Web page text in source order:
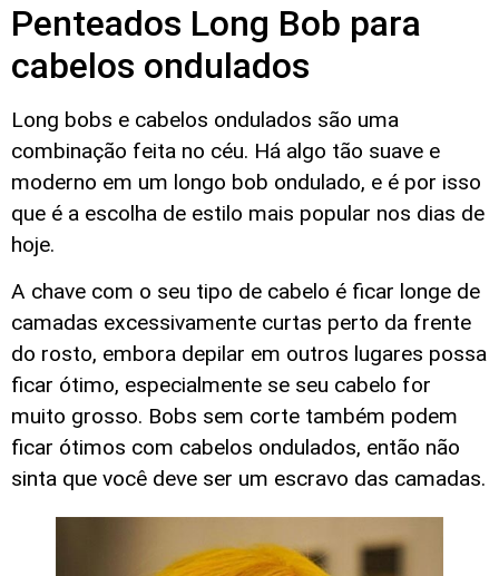
Penteados Long Bob para
cabelos ondulados
Long bobs e cabelos ondulados são uma
combinação feita no céu. Há algo tão suave e
moderno em um longo bob ondulado, e é por isso
que é a escolha de estilo mais popular nos dias de
hoje.
A chave com o seu tipo de cabelo é ficar longe de
camadas excessivamente curtas perto da frente
do rosto, embora depilar em outros lugares possa
ficar ótimo, especialmente se seu cabelo for
muito grosso. Bobs sem corte também podem
ficar ótimos com cabelos ondulados, então não
sinta que você deve ser um escravo das camadas.